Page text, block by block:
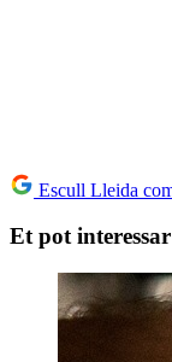
Escull Lleida
Et pot interessar